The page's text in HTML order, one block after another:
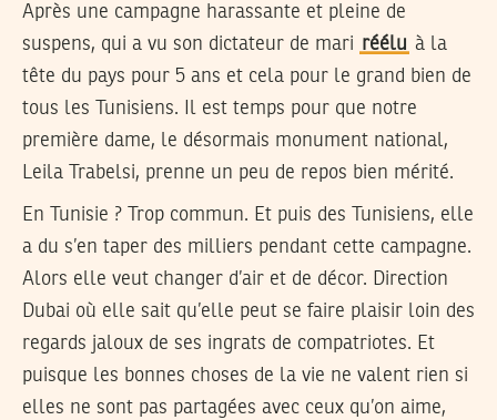
Après une campagne harassante et pleine de
suspens, qui a vu son dictateur de mari réélu à la
tête du pays pour 5 ans et cela pour le grand bien de
tous les Tunisiens. Il est temps pour que notre
première dame, le désormais monument national,
Leila Trabelsi, prenne un peu de repos bien mérité.
En Tunisie ? Trop commun. Et puis des Tunisiens, elle
a du s’en taper des milliers pendant cette campagne.
Alors elle veut changer d’air et de décor. Direction
Dubai où elle sait qu’elle peut se faire plaisir loin des
regards jaloux de ses ingrats de compatriotes. Et
puisque les bonnes choses de la vie ne valent rien si
elles ne sont pas partagées avec ceux qu’on aime,